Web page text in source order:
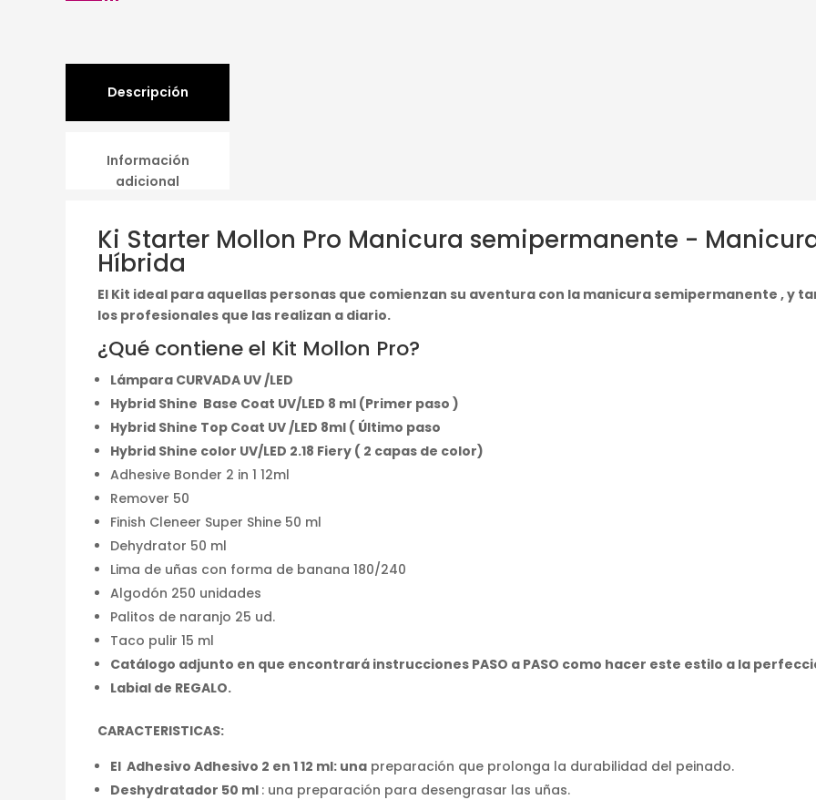
Descripción
Información
adicional
Ki Starter Mollon Pro Manicura semipermanente -
Híbrida
El Kit ideal para aquellas personas que comienzan su aventura con la manicura semipermanente , y
los profesionales que las realizan a diario.
¿Qué contiene el Kit Mollon Pro?
Lámpara CURVADA UV /LED
Hybrid Shine Base Coat UV/LED 8 ml (Primer paso )
Hybrid Shine Top Coat UV /LED 8ml ( Último paso
Hybrid Shine color UV/LED 2.18 Fiery ( 2 capas de color)
Adhesive Bonder 2 in 1 12ml
Remover 50
Finish Cleneer Super Shine 50 ml
Dehydrator 50 ml
Lima de uñas con forma de banana 180/240
Algodón 250 unidades
Palitos de naranjo 25 ud.
Taco pulir 15 ml
Catálogo adjunto en que encontrará instrucciones PASO a PASO como hacer este estilo a la
Labial de REGALO.
CARACTERISTICAS:
El Adhesivo Adhesivo 2 en 1 12 ml: una preparación que prolonga la durabilidad del peinado.
Deshydratador 50 ml : una preparación para desengrasar las uñas.